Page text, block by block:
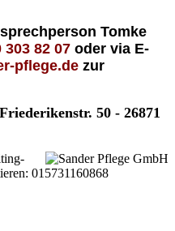
Tomke
303 82 07 oder via E-
pflege.de zur
50 - 26871
015731160868